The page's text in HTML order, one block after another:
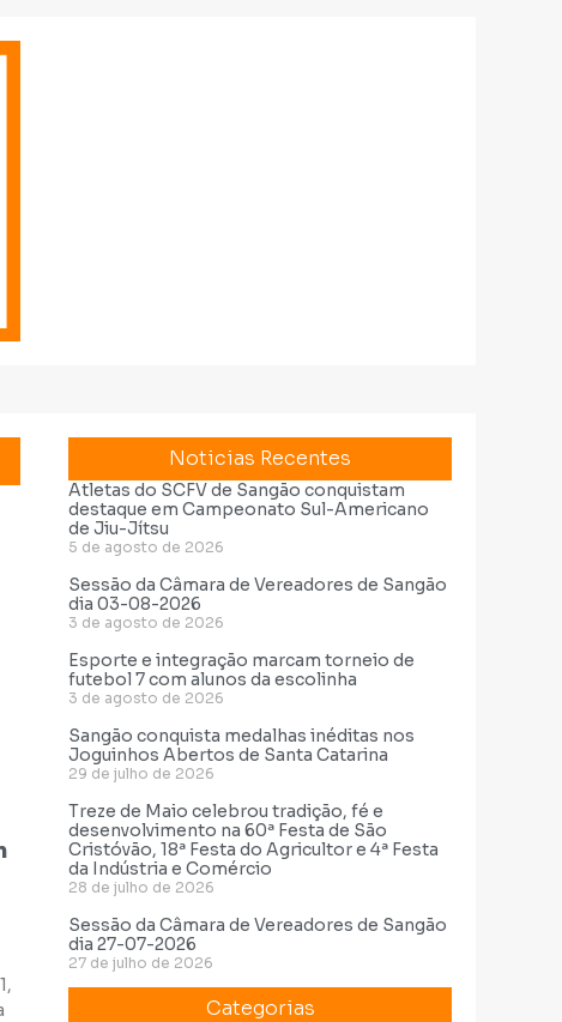
Noticias Recentes
Atletas do SCFV de Sangão conquistam
destaque em Campeonato Sul-Americano
de Jiu-Jítsu
5 de agosto de 2026
Sessão da Câmara de Vereadores de Sangão
dia 03-08-2026
3 de agosto de 2026
Esporte e integração marcam torneio de
futebol 7 com alunos da escolinha
3 de agosto de 2026
Sangão conquista medalhas inéditas nos
Joguinhos Abertos de Santa Catarina
29 de julho de 2026
Treze de Maio celebrou tradição, fé e
desenvolvimento na 60ª Festa de São
Cristóvão, 18ª Festa do Agricultor e 4ª Festa
da Indústria e Comércio
28 de julho de 2026
Sessão da Câmara de Vereadores de Sangão
dia 27-07-2026
27 de julho de 2026
Categorias